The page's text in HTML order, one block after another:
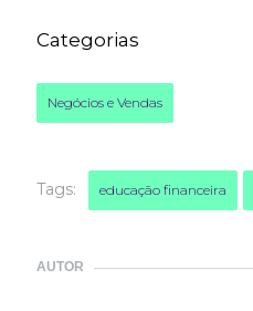
Categorias
Negócios e Vendas
Tags: educação financeira
AUTOR